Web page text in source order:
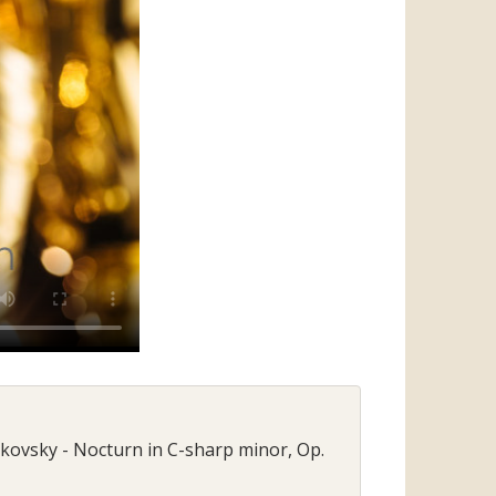
- Nocturn in C-sharp minor, Op.